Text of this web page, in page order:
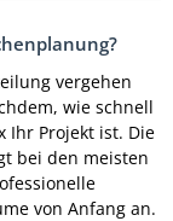
vergehen
wie schnell
Ihr Projekt ist. Die
bei den meisten
von Anfang an.